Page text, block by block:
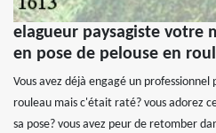
elagueur paysagiste votre
en pose de pelouse en
Vous avez déjà engagé un
rouleau mais c'était raté? vous adorez
sa pose? vous avez peur de retomber